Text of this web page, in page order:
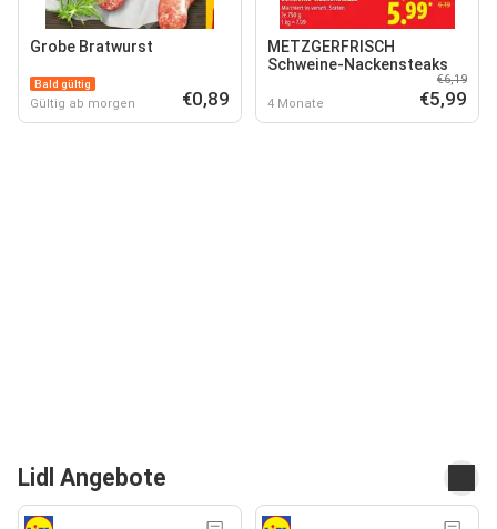
Grobe Bratwurst
Bald gültig
Gültig ab morgen €0,89
METZGERFRISCH
Schweine-Nackensteaks
4 Monate
€6,19
€5,99
Lidl Angebote